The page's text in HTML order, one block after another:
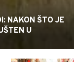
NAKON ŠTO JE
U